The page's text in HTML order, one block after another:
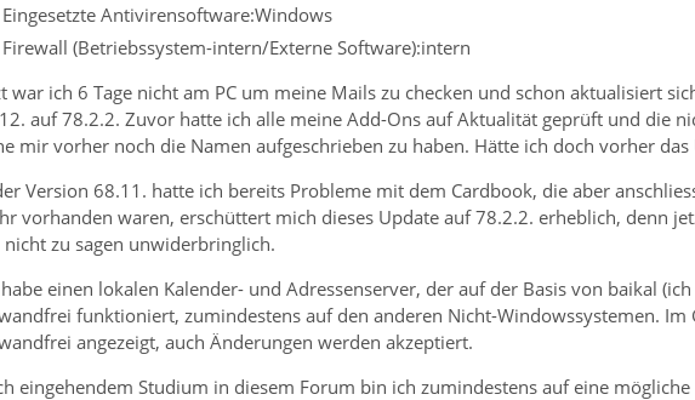
Eingesetzte Antivirensoftware:Windows
Firewall (Betriebssystem-intern/Externe Software):intern
war ich 6 Tage nicht am PC um meine Mails zu checken und schon aktualisiert
auf 78.2.2. Zuvor hatte ich alle meine Add-Ons auf Aktualität geprüft und die
mir vorher noch die Namen aufgeschrieben zu haben. Hätte ich doch vorher
Version 68.11. hatte ich bereits Probleme mit dem Cardbook, die aber
vorhanden waren, erschüttert mich dieses Update auf 78.2.2. erheblich, denn
nicht zu sagen unwiderbringlich.
einen lokalen Kalender- und Adressenserver, der auf der Basis von baikal
funktioniert, zumindestens auf den anderen Nicht-Windowssystemen. Im
angezeigt, auch Änderungen werden akzeptiert.
eingehendem Studium in diesem Forum bin ich zumindestens auf eine